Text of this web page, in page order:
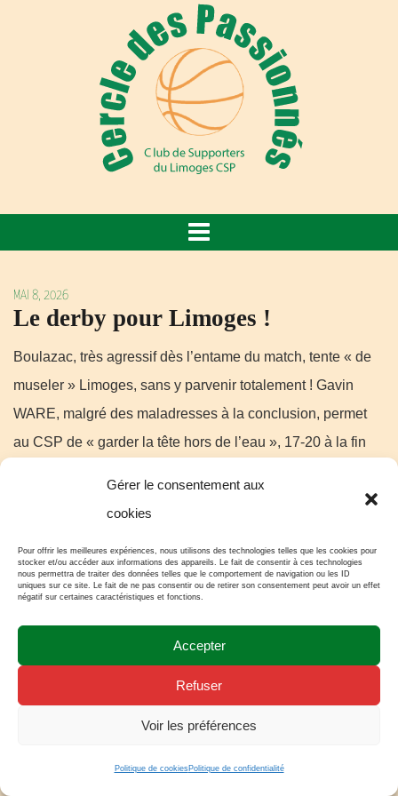
Gérer le consentement aux
cookies
Pour offrir les meilleures expériences, nous utilisons des technologies telles que les cookies pour
stocker et/ou accéder aux informations des appareils. Le fait de consentir à ces technologies
nous permettra de traiter des données telles que le comportement de navigation ou les ID
uniques sur ce site. Le fait de ne pas consentir ou de retirer son consentement peut avoir un effet
négatif sur certaines caractéristiques et fonctions.
Accepter
Refuser
Voir les préférences
Politique de cookiesPolitique de confidentialité
MAI 8, 2026
Le derby pour Limoges !
Boulazac, très agressif dès l’entame du match, tente « de
museler » Limoges, sans y parvenir totalement ! Gavin
WARE, malgré des maladresses à la conclusion, permet
au CSP de « garder la tête hors de l’eau », 17-20 à la fin
Réalisation "Cercle des passionnés" -